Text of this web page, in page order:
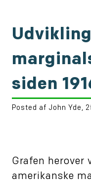
siden
Posted af John Yde,
Grafen herover
amerikanske